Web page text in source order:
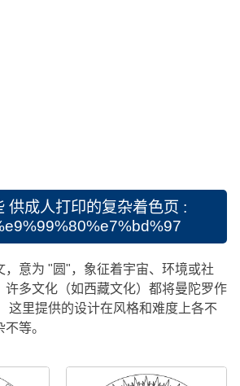
供成人打印的复杂着色页 :
，意为 "圆"，象征着宇宙、环境或社
许多文化（如西藏文化）都将曼陀罗作
这里提供的设计在风格和难度上各不
等。